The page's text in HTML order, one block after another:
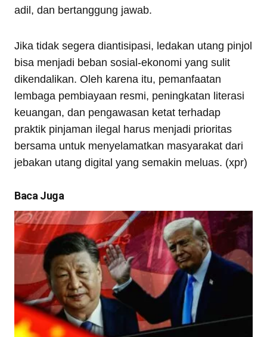
adil, dan bertanggung jawab.
Jika tidak segera diantisipasi, ledakan utang pinjol
bisa menjadi beban sosial-ekonomi yang sulit
dikendalikan. Oleh karena itu, pemanfaatan
lembaga pembiayaan resmi, peningkatan literasi
keuangan, dan pengawasan ketat terhadap
praktik pinjaman ilegal harus menjadi prioritas
bersama untuk menyelamatkan masyarakat dari
jebakan utang digital yang semakin meluas. (xpr)
Baca Juga